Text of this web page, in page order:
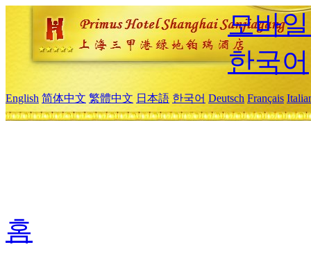
모바
한국어
English 简体中文 繁體中文 日本語 한국어 Deutsch Français
홈